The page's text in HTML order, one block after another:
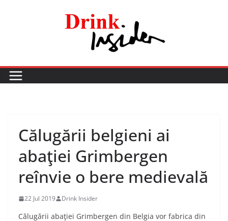
Călugării belgieni ai
abaţiei Grimbergen
reînvie o bere medievală
22 Jul 2019 Drink Insider
Călugării abaţiei Grimbergen din Belgia vor fabrica din